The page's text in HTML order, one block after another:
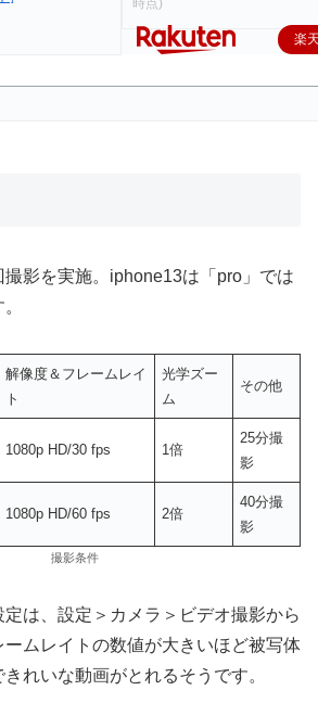
楽
影を実施。iphone13は「pro」では
解像度＆フレームレイ
ト
光学ズー
ム
その他
1080p HD/30 fps 1倍
25分撮
影
1080p HD/60 fps 2倍
40分撮
影
撮影条件
は、設定＞カメラ＞ビデオ撮影から
ムレイトの数値が大きいほど被写体
れいな動画がとれるそうです。